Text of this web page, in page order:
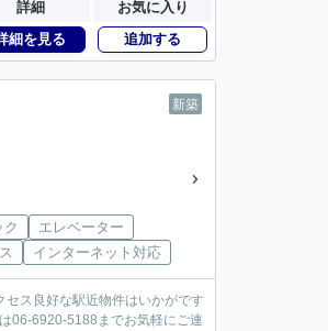
詳細 お気に入り
細を見る 追加する
新築
ク
エレベーター
インターネット対応
セス良好な駅近物件はいかがです
06-6920-5188までお気軽にご連